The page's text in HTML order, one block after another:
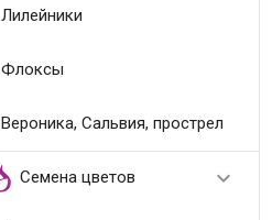
Лилейники
Флоксы
Вероника, Сальвия, прострел
Семена цветов 